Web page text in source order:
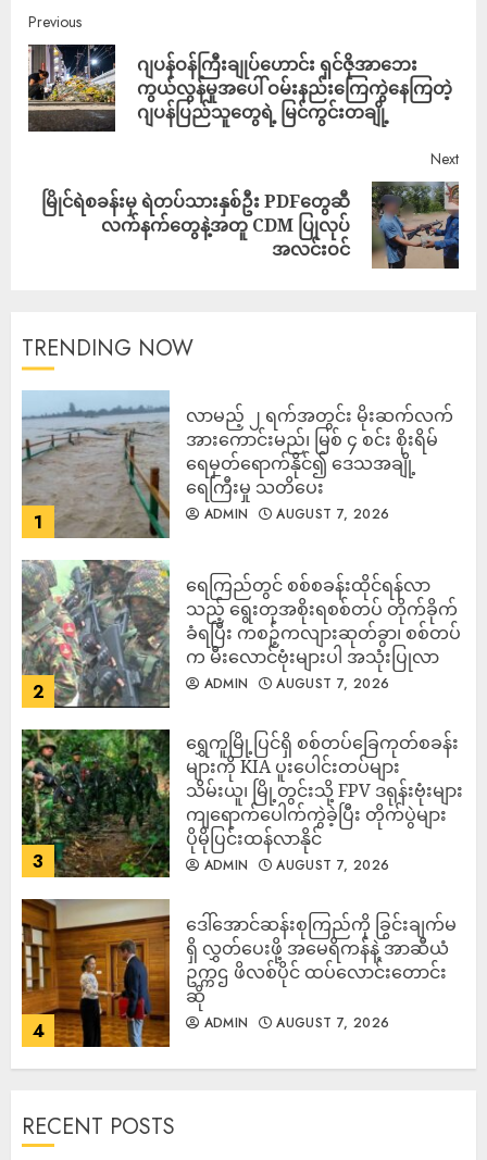
Previous
ဂျပန်ဝန်ကြီးချုပ်ဟောင်း ရှင်ဇိုအာဘေး
ကွယ်လွန်မှုအပေါ် ဝမ်းနည်းကြေကွဲနေကြတဲ့
ဂျပန်ပြည်သူတွေရဲ့ မြင်ကွင်းတချို့
Next
မြိုင်ရဲစခန်းမှ ရဲတပ်သားနှစ်ဦး PDFတွေဆီ
လက်နက်တွေနဲ့အတူ CDM ပြုလုပ်
အလင်းဝင်
TRENDING NOW
1
လာမည့် ၂ ရက်အတွင်း မိုးဆက်လက်
အားကောင်းမည်၊ မြစ် ၄ စင်း စိုးရိမ်
ရေမှတ်ရောက်နိုင်၍ ဒေသအချို့
ရေကြီးမှု သတိပေး
ADMIN AUGUST 7, 2026
2
ရေကြည်တွင် စစ်စခန်းထိုင်ရန်လာ
သည့် ရွေးတုအစိုးရစစ်တပ် တိုက်ခိုက်
ခံရပြီး ကစဉ့်ကလျားဆုတ်ခွာ၊ စစ်တပ်
က မီးလောင်ဗုံးများပါ အသုံးပြုလာ
ADMIN AUGUST 7, 2026
3
‎ရွှေကူမြို့ပြင်ရှိ စစ်တပ်ခြေကုတ်စခန်း
များကို KIA ပူးပေါင်းတပ်များ
သိမ်းယူ၊ မြို့တွင်းသို့ FPV ဒရုန်းဗုံးများ
ကျရောက်ပေါက်ကွဲခဲ့ပြီး တိုက်ပွဲများ
ပိုမိုပြင်းထန်လာနိုင်
ADMIN AUGUST 7, 2026
4
ဒေါ်အောင်ဆန်းစုကြည်ကို ခြွင်းချက်မ
ရှိ လွှတ်ပေးဖို့ အမေရိကန်နဲ့ အာဆီယံ
ဥက္ကဌ ဖိလစ်ပိုင် ထပ်လောင်းတောင်း
ဆို
ADMIN AUGUST 7, 2026
RECENT POSTS